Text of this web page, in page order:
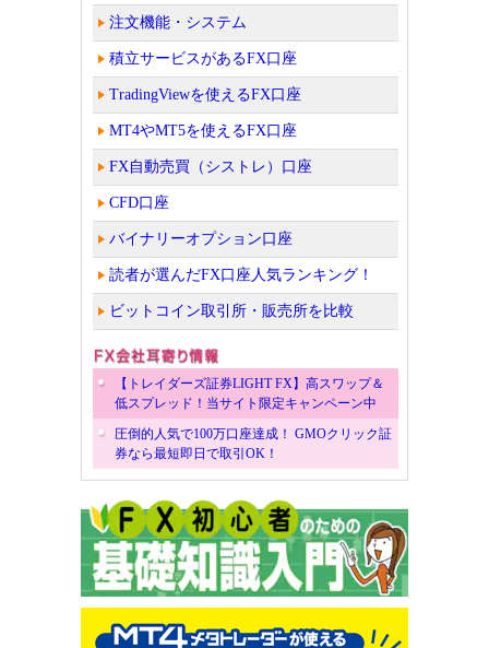
注文機能・システム
積立サービスがあるFX口座
TradingViewを使えるFX口座
MT4やMT5を使えるFX口座
FX自動売買（シストレ）口座
CFD口座
バイナリーオプション口座
読者が選んだFX口座人気ランキング！
ビットコイン取引所・販売所を比較
【トレイダーズ証券LIGHT FX】高スワップ＆
低スプレッド！当サイト限定キャンペーン中
圧倒的人気で100万口座達成！ GMOクリック証
券なら最短即日で取引OK！